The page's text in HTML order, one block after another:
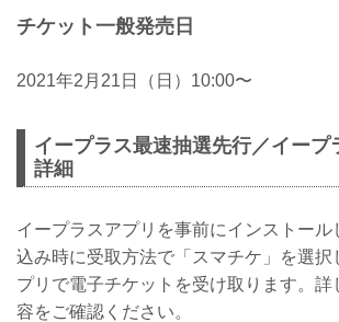
チケット一般発売日
2021年2月21日（日）10:00〜
イープラス最速抽選先行／イープ
詳細
イープラスアプリを事前にインストール
込み時に受取方法で「スマチケ」を選択
プリで電子チケットを受け取ります。詳
容をご確認ください。